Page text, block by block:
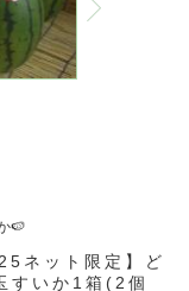
🍉
ネット限定】ど
すいか1箱(2個